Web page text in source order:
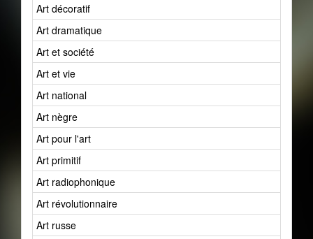
Art décoratif
Art dramatique
Art et société
Art et vie
Art national
Art nègre
Art pour l'art
Art primitif
Art radiophonique
Art révolutionnaire
Art russe